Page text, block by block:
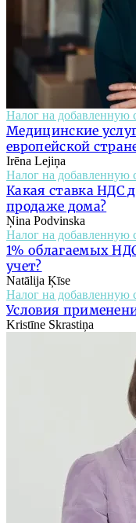
Налог на добавленную
Медицинские
европейской
Irēna Lejiņa
Налог на добавленную
Какая ставка НДС
продаже дома?
Ņina Podvinska
Налог на добавленную
1% облагаемых
учет?
Natālija Ķīse
Налог на добавленную
Условия
Kristīne Skrastiņa